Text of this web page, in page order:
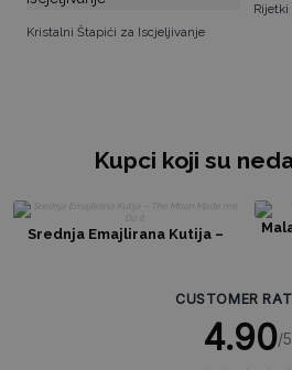
Kristalni Štapići za Iscjeljivanje
Kupci koji su
Srednja Emajlirana Kutija –
CUSTOMER
4.90/5